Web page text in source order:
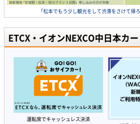
「松本でもう少し観光をして渋滞をさけて帰
ETCX・イオンNEXCO中日本カ
運転席でキャッシュレス決済